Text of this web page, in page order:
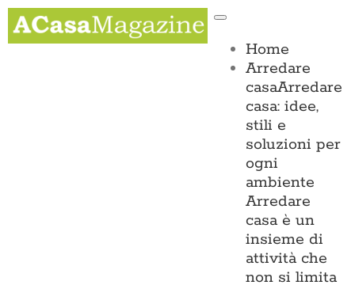
Salta
contenuto
Toggle
Home
Arredare
casaArredare
casa: idee,
stili e
soluzioni per
ogni
ambiente
Arredare
casa è un
insieme di
attività che
non si limita